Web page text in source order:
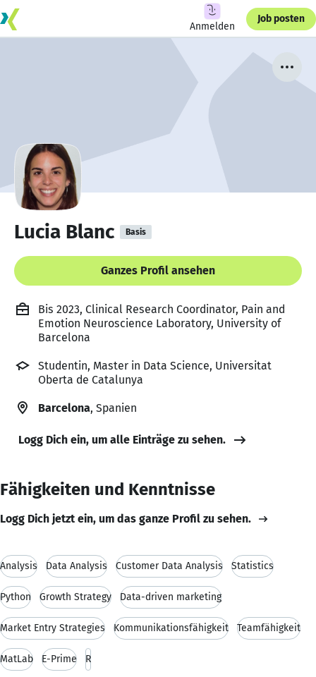
Anmelden
Job posten
Lucia Blanc Basis
Ganzes Profil ansehen
Bis 2023, Clinical Research Coordinator, Pain and
Emotion Neuroscience Laboratory, University of
Barcelona
Studentin, Master in Data Science, Universitat
Oberta de Catalunya
Barcelona, Spanien
Logg Dich ein, um alle Einträge zu sehen.
Fähigkeiten und Kenntnisse
Logg Dich jetzt ein, um das ganze Profil zu sehen.
Analysis Data Analysis Customer Data Analysis Statistics
Python Growth Strategy Data-driven marketing
Market Entry Strategies Kommunikationsfähigkeit Teamfähigkeit
MatLab E-Prime R